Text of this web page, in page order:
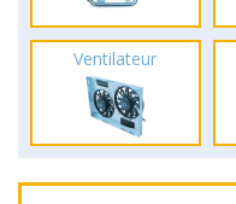
Ventilateur